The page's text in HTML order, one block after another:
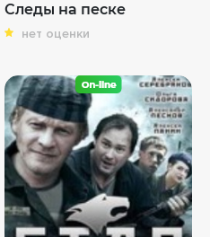
Следы на песке
нет оценки